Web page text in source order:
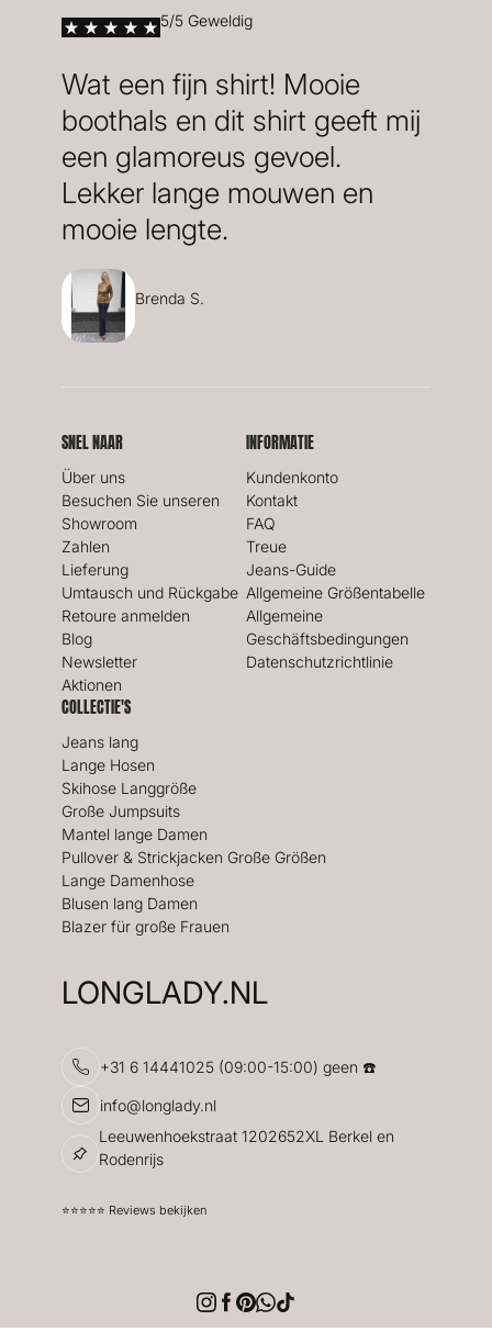
5/5 Geweldig
Wat een fijn shirt! Mooie
boothals en dit shirt geeft mij
een glamoreus gevoel.
Lekker lange mouwen en
mooie lengte.
Brenda S.
SNEL NAAR
Über uns
Besuchen Sie unseren
Showroom
Zahlen
Lieferung
Umtausch und Rückgabe
Retoure anmelden
Blog
Newsletter
Aktionen
INFORMATIE
Kundenkonto
Kontakt
FAQ
Treue
Jeans-Guide
Allgemeine Größentabelle
Allgemeine
Geschäftsbedingungen
Datenschutzrichtlinie
COLLECTIE'S
Jeans lang
Lange Hosen
Skihose Langgröße
Große Jumpsuits
Mantel lange Damen
Pullover & Strickjacken Große Größen
Lange Damenhose
Blusen lang Damen
Blazer für große Frauen
LONGLADY.NL
+31 6 14441025 (09:00-15:00) geen ☎️
info@longlady.nl
Leeuwenhoekstraat 1202652XL Berkel en
Rodenrijs
⭐️⭐️⭐️⭐️⭐️ Reviews bekijken